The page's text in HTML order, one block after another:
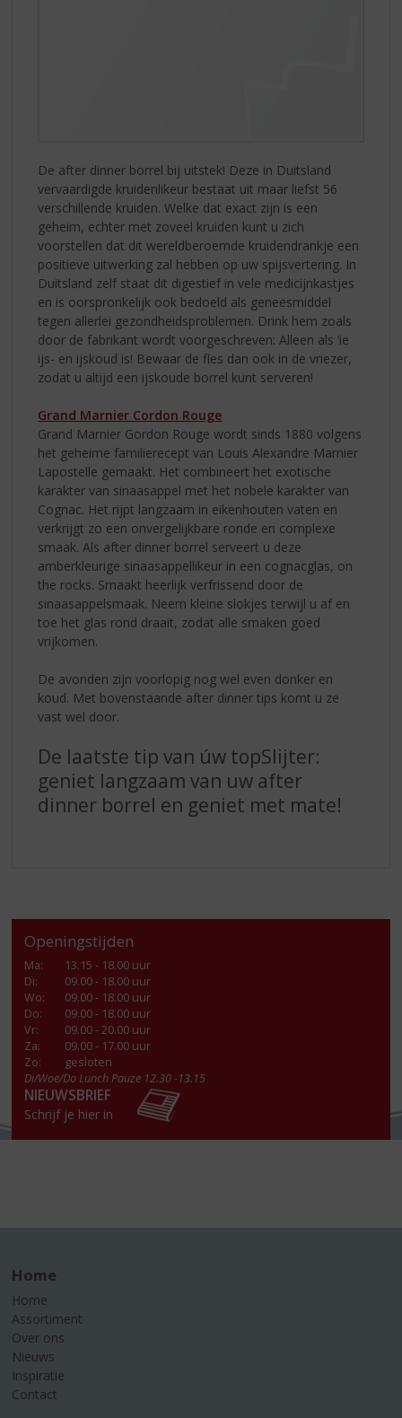
De after dinner borrel bij uitstek! Deze in Duitsland
vervaardigde kruidenlikeur bestaat uit maar liefst 56
verschillende kruiden. Welke dat exact zijn is een
geheim, echter met zoveel kruiden kunt u zich
voorstellen dat dit wereldberoemde kruidendrankje een
positieve uitwerking zal hebben op uw spijsvertering. In
Duitsland zelf staat dit digestief in vele medicijnkastjes
en is oorspronkelijk ook bedoeld als geneesmiddel
tegen allerlei gezondheidsproblemen. Drink hem zoals
door de fabrikant wordt voorgeschreven: Alleen als ‘ie
ijs- en ijskoud is! Bewaar de fles dan ook in de vriezer,
zodat u altijd een ijskoude borrel kunt serveren!
Grand Marnier Cordon Rouge
Grand Marnier Gordon Rouge wordt sinds 1880 volgens
het geheime familierecept van Louis Alexandre Marnier
Lapostelle gemaakt. Het combineert het exotische
karakter van sinaasappel met het nobele karakter van
Cognac. Het rijpt langzaam in eikenhouten vaten en
verkrijgt zo een onvergelijkbare ronde en complexe
smaak. Als after dinner borrel serveert u deze
amberkleurige sinaasappellikeur in een cognacglas, on
the rocks. Smaakt heerlijk verfrissend door de
sinaasappelsmaak. Neem kleine slokjes terwijl u af en
toe het glas rond draait, zodat alle smaken goed
vrijkomen.
De avonden zijn voorlopig nog wel even donker en
koud. Met bovenstaande after dinner tips komt u ze
vast wel door.
De laatste tip van úw topSlijter:
geniet langzaam van uw after
dinner borrel en geniet met mate!
Openingstijden
Ma:
13.15 - 18.00 uur
Di:
09.00 - 18.00 uur
Wo:
09.00 - 18.00 uur
Do:
09.00 - 18.00 uur
Vr:
09.00 - 20.00 uur
Za:
09.00 - 17.00 uur
Zo:
gesloten
Di/Woe/Do Lunch Pauze 12.30 -13.15
NIEUWSBRIEF
Schrijf je hier in
Home
Home
Assortiment
Over ons
Nieuws
Inspiratie
Contact